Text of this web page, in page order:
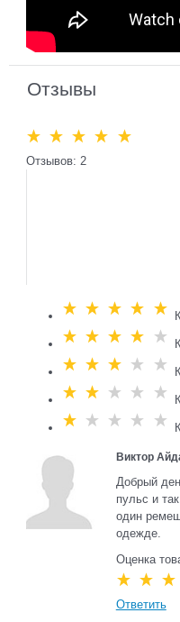
Отзывы
Отзывов: 2
Виктор
Добрый
пульс и
один
одежде.
Оценка
Ответить